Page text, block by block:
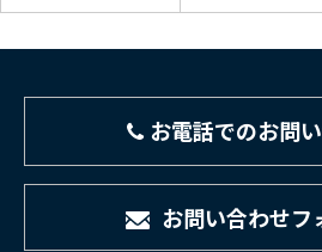
お電話でのお問
お問い合わせフ